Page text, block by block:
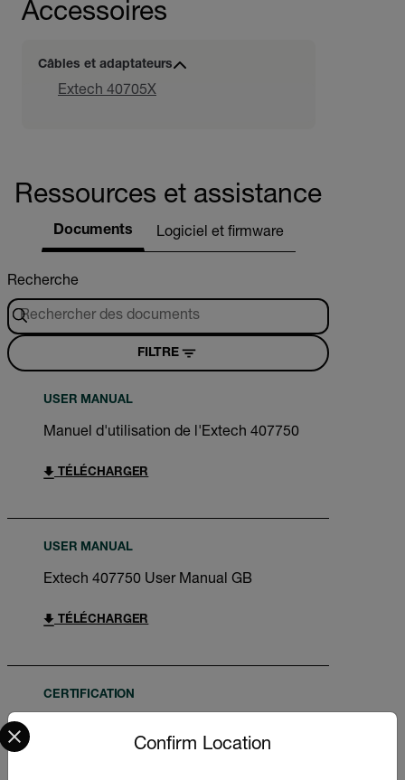
Accessoires
Câbles et adaptateurs
Extech 40705X
Ressources et assistance
Documents Logiciel et firmware
Recherche
FILTRE
USER MANUAL
Manuel d'utilisation de l'Extech 407750
TÉLÉCHARGER
USER MANUAL
Extech 407750 User Manual GB
TÉLÉCHARGER
CERTIFICATION
Confirm Location
Select your preferred country and language from the